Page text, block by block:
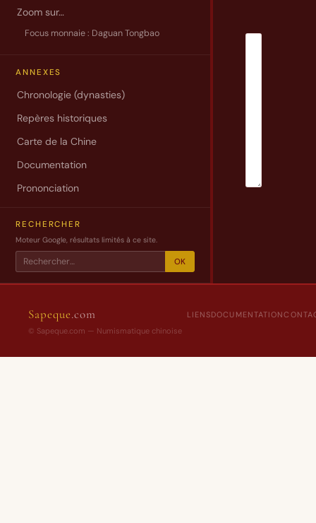
Zoom sur…
Focus monnaie : Daguan Tongbao
ANNEXES
Chronologie (dynasties)
Repères historiques
Carte de la Chine
Documentation
Prononciation
RECHERCHER
Moteur Google, résultats limités à ce site.
OK
Sapeque.com LIENSDOCUMENTATION
© Sapeque.com — Numismatique chinoise